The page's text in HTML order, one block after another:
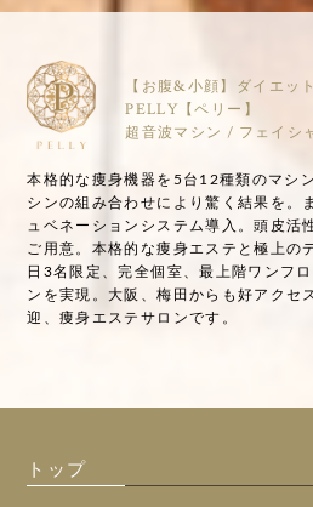
【お腹&小顔】ダイエッ
PELLY【ペリー】
超音波マシン / フェイシ
本格的な痩身機器を5台12種類のマシ
シンの組み合わせにより驚く結果を。
ュベネーションシステム導入。頭皮活
ご用意。本格的な痩身エステと極上の
日3名限定、完全個室、最上階ワンフ
ンを実現。大阪、梅田からも好アクセ
迎、痩身エステサロンです。
トップ